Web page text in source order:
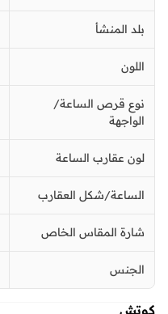
بلد المنشأ
اللون
نوع قرص الساعة/
الواجهة
لون عقارب الساعة
الساعة/شكل العقارب
شارة المقاس الخاص
الجنس
كوتش